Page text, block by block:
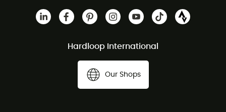
Hardloop International
Our Shops